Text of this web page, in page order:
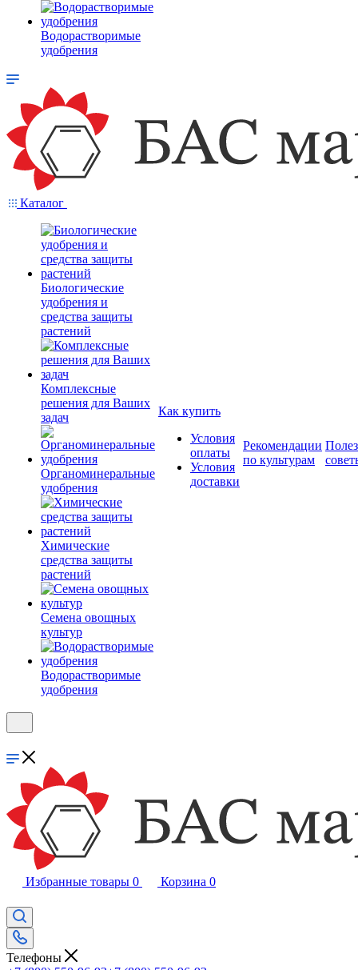
Водорастворимые
удобрения
Каталог
Биологические
удобрения и
средства защиты
растений
Комплексные
решения для Ваших
задач
Органоминеральные
удобрения
Химические
средства защиты
растений
Семена овощных
культур
Водорастворимые
удобрения
Как купить
Условия
оплаты
Условия
доставки
Рекомендации
по культурам
Избранные товары 0 Корзина 0
Телефоны